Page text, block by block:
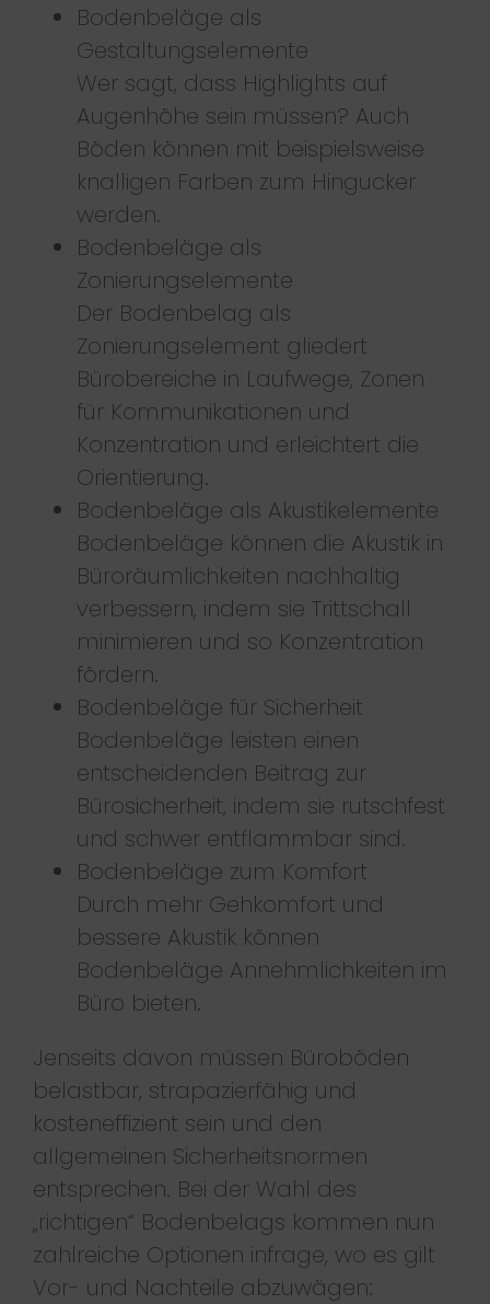
Bodenbeläge als
Gestaltungselemente
Wer sagt, dass Highlights auf
Augenhöhe sein müssen? Auch
Böden können mit beispielsweise
knalligen Farben zum Hingucker
werden.
Bodenbeläge als
Zonierungselemente
Der Bodenbelag als
Zonierungselement gliedert
Bürobereiche in Laufwege, Zonen
für Kommunikationen und
Konzentration und erleichtert die
Orientierung.
Bodenbeläge als Akustikelemente
Bodenbeläge können die Akustik in
Büroräumlichkeiten nachhaltig
verbessern, indem sie Trittschall
minimieren und so Konzentration
fördern.
Bodenbeläge für Sicherheit
Bodenbeläge leisten einen
entscheidenden Beitrag zur
Bürosicherheit, indem sie rutschfest
und schwer entflammbar sind.
Bodenbeläge zum Komfort
Durch mehr Gehkomfort und
bessere Akustik können
Bodenbeläge Annehmlichkeiten im
Büro bieten.
Jenseits davon müssen Büroböden
belastbar, strapazierfähig und
kosteneffizient sein und den
allgemeinen Sicherheitsnormen
entsprechen. Bei der Wahl des
„richtigen“ Bodenbelags kommen nun
zahlreiche Optionen infrage, wo es gilt
Vor- und Nachteile abzuwägen: